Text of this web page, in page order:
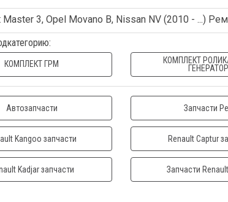
Master 3, Opel Movano B, Nissan NV (2010 - ...)
КОМПЛЕКТ ГРМ
КОМПЛЕКТ
Автозапчасти Запчасти
Kangoo запчасти Renault Captur
Kadjar запчасти Запчасти